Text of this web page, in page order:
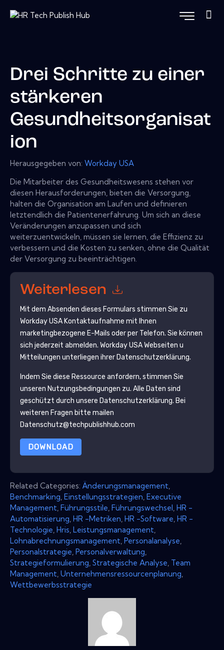
Drei Schritte zu einer
stärkeren
Gesundheitsorganisat
ion
Herausgegeben von: Workday USA
Die Mitarbeiter des Gesundheitswesens stehen vor
diesen Herausforderungen, bieten die Versorgung,
halten die Organisation am Laufen und definieren
letztendlich die Patientenerfahrung. Um sich an diese
Veränderungen anzupassen und sich
weiterzuentwickeln, müssen sie lernen, die Effizienz zu
verbessern und die Kosten zu senken, ohne die Qualität
der Versorgung zu beeinträchtigen.
Weiterlesen
Mit dem Absenden dieses Formulars stimmen Sie zu
Workday USAKontaktaufnahme mit Ihnen
marketingbezogene E-Mails oder per Telefon. Sie können
sich jederzeit abmelden. Workday USAWebseiten u
Mitteilungen unterliegen ihrer Datenschutzerklärung.
Indem Sie diese Ressource anfordern, stimmen Sie
unseren Nutzungsbedingungen zu. Alle Daten sind
geschützt durch unsere Datenschutzerklärung. Bei
weiteren Fragen bitte mailen
Datenschutz@techpublishhub.com
DOWNLOAD
Related Categories: Änderungsmanagement
Benchmarking Einstellungsstrategien Executive
Management Führungsstile Führungswechsel HR -
Automatisierung HR -Metriken HR -Software HR -
Technologie Hris Leistungsmanagement
Lohnabrechnungsmanagement Personalanalyse
Personalstrategie Personalverwaltung
Strategieformulierung Strategische Analyse Team
Management Unternehmensressourcenplanung
Wettbewerbsstrategie